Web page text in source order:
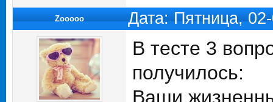
Zooooo Дата: Пятница,
В тесте 3
получилось:
Ваши